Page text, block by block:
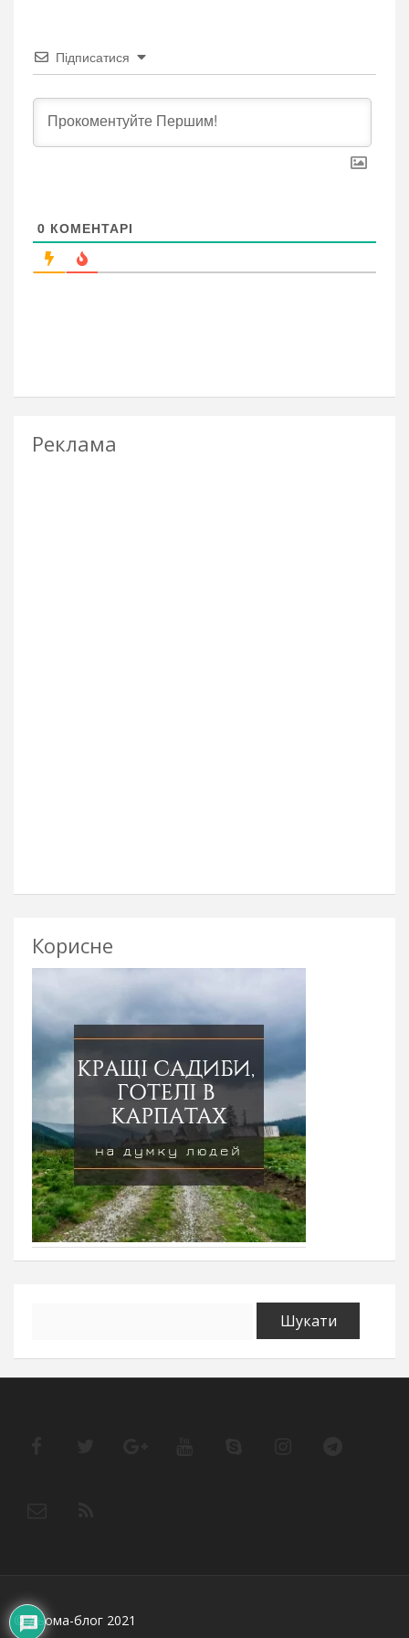
Підписатися
0 КОМЕНТАРІ
Реклама
Корисне
© Дьома-блог 2021